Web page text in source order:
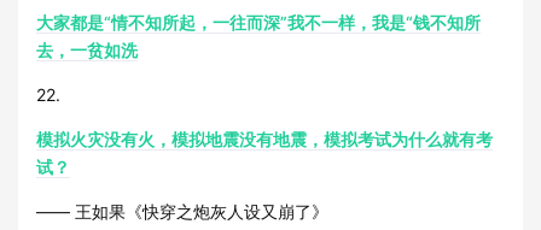
大家都是“情不知所起，一往而深”我不一样，我是“钱不知所
去，一贫如洗
22.
模拟火灾没有火，模拟地震没有地震，模拟考试为什么就有考
试？
—— 王如果《快穿之炮灰人设又崩了》